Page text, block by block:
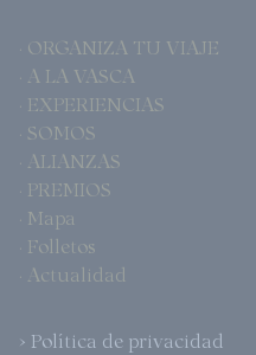
· ORGANIZA TU VIAJE
· A LA VASCA
· EXPERIENCIAS
· SOMOS
· ALIANZAS
· PREMIOS
· Mapa
· Folletos
· Actualidad
> Política de privacidad